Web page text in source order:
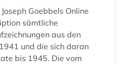
Goebbels Online
sämtliche
aus den
und die sich daran
bis 1945. Die vom